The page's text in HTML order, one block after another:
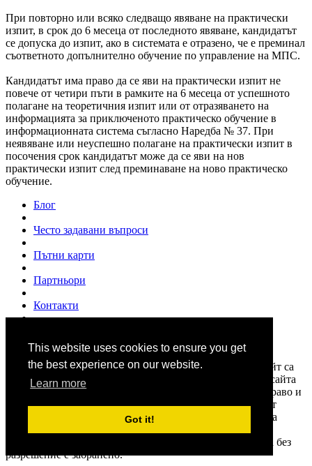
This website uses cookies to ensure you get
the best experience on our website.
Learn more
Got it!
При повторно или всяко следващо явяване на практически
изпит, в срок до 6 месеца от последното явяване, кандидатът
се допуска до изпит, ако в системата е отразено, че е преминал
съответното допълнително обучение по управление на МПС.
Кандидатът има право да се яви на практически изпит не
повече от четири пъти в рамките на 6 месеца от успешното
полагане на теоретичния изпит или от отразяването на
информацията за приключеното практическо обучение в
информационната система съгласно Наредба № 37. При
неявяване или неуспешно полагане на практически изпит в
посочения срок кандидатът може да се яви на нов
практически изпит след преминаване на ново практическо
обучение.
Блог
Често задавани въпроси
Пътни карти
Партньори
Контакти
© 2007 - 2026www.shofior.com. Всички права запазени.
Всички текстове и изображения публикувани в този сайт са
собственост на "Шофьор.ком" и на всички цитирани в сайта
източници, и са под закрила на "Закона за авторското право и
сродните им права". Информацията в сайта се набира от
различни източници. Shofior.com не носи отговорност за
публикуването на част или цялото съдържание на сайта без
разрешение е забранено.